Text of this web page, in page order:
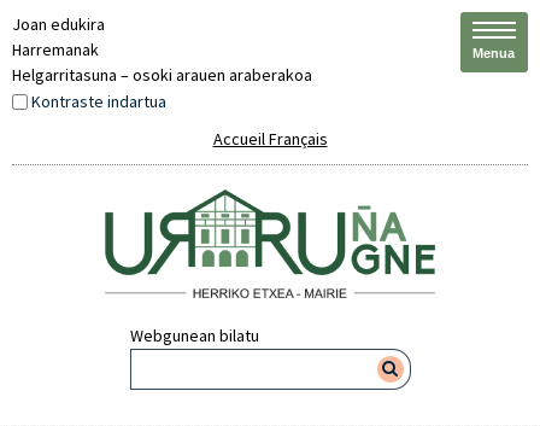
Joan edukira
Harremanak
Helgarritasuna – osoki arauen araberakoa
Kontraste indartua
Accueil Français
Webgunean bilatu
Menua